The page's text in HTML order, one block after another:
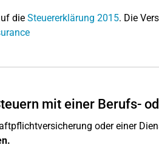
die Steuererklärung 2015. Die
mit einer Berufs-
oder einer